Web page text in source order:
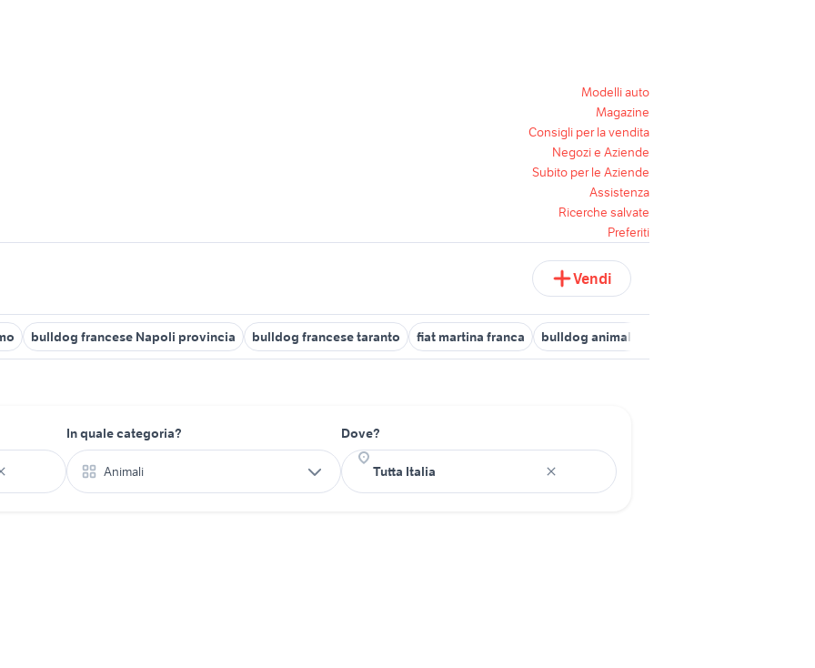
Modelli auto
Magazine
Consigli per la vendita
Negozi e Aziende
Subito per le Aziende
Assistenza
Ricerche salvate
Preferiti
Vendi
bulldog francese Napoli provincia bulldog francese taranto fiat martina franca bulldog animali Emilia Romagna
In quale categoria?
Animali
Dove?